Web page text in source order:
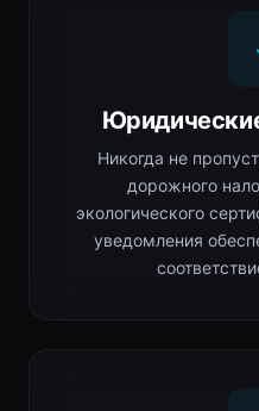
Никогда не
дорожного
экологического
уведомления